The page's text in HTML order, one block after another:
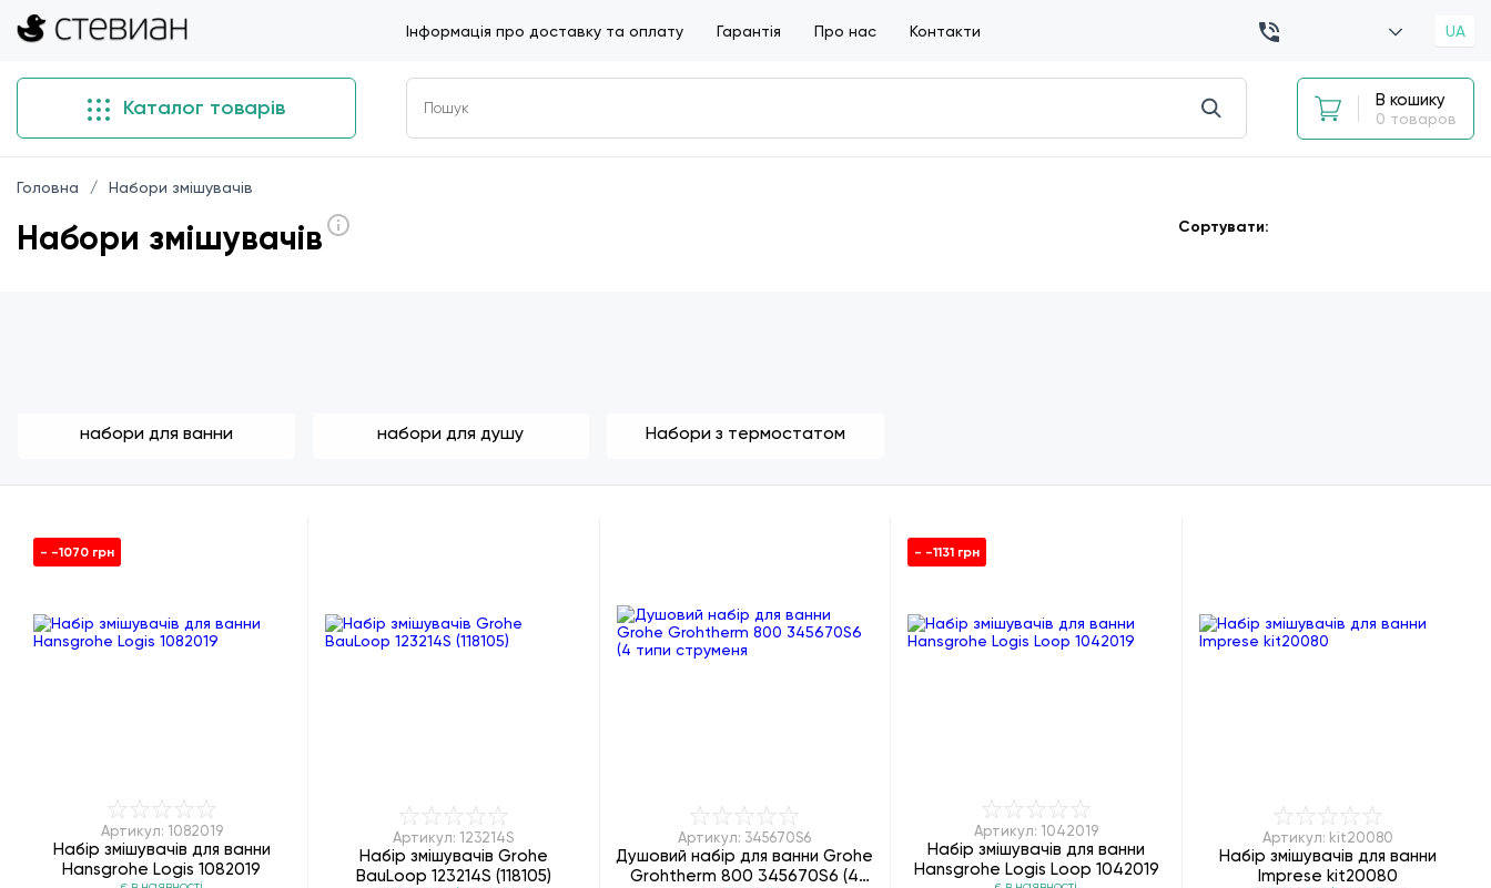
Інформація про доставку та оплату Гарантія Про нас Контакти UA
Каталог товарів В кошику
0 товаров
Головна Набори змішувачів
Набори змішувачів Сортувати:
набори для ванни набори для душу Набори з термостатом
- -1070 грн
Артикул: 1082019
Набір змішувачів для ванни
Hansgrohe Logis 1082019
Артикул: 123214S
Набір змішувачів Grohe
BauLoop 123214S (118105)
Артикул: 345670S6
Душовий набір для ванни Grohe
Grohtherm 800 345670S6 (4
- -1131 грн
Артикул: 1042019
Набір змішувачів для ванни
Hansgrohe Logis Loop 1042019
Артикул: kit20080
Набір змішувачів для ванни
Imprese kit20080